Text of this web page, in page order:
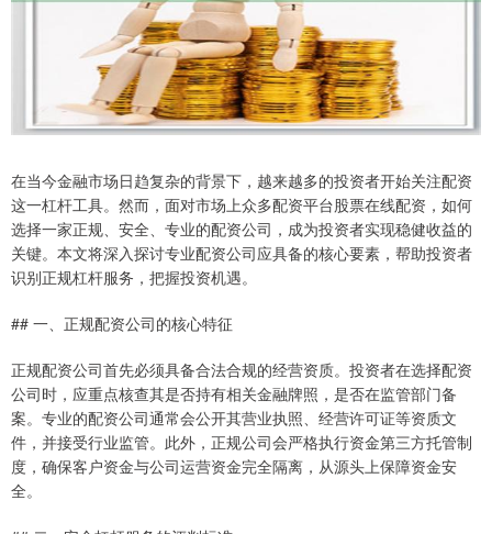
在当今金融市场日趋复杂的背景下，越来越多的投资者开始关注配资
这一杠杆工具。然而，面对市场上众多配资平台股票在线配资，如何
选择一家正规、安全、专业的配资公司，成为投资者实现稳健收益的
关键。本文将深入探讨专业配资公司应具备的核心要素，帮助投资者
识别正规杠杆服务，把握投资机遇。
## 一、正规配资公司的核心特征
正规配资公司首先必须具备合法合规的经营资质。投资者在选择配资
公司时，应重点核查其是否持有相关金融牌照，是否在监管部门备
案。专业的配资公司通常会公开其营业执照、经营许可证等资质文
件，并接受行业监管。此外，正规公司会严格执行资金第三方托管制
度，确保客户资金与公司运营资金完全隔离，从源头上保障资金安
全。